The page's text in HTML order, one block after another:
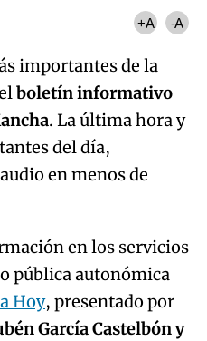
+A -A
importantes de la
boletín informativo
. La última hora y
del día,
en menos de
en los servicios
pública autonómica
Hoy, presentado por
García Castelbón y